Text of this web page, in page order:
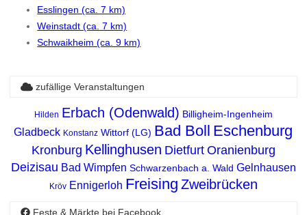
Esslingen (ca. 7 km)
Weinstadt (ca. 7 km)
Schwaikheim (ca. 9 km)
zufällige Veranstaltungen
Hilden Erbach (Odenwald) Billigheim-Ingenheim
Gladbeck Konstanz Wittorf (LG) Bad Boll Eschenburg
Kronburg Kellinghusen Dietfurt Oranienburg
Deizisau Bad Wimpfen Schwarzenbach a. Wald Gelnhausen
Kröv Ennigerloh Freising Zweibrücken
Feste & Märkte bei Facebook